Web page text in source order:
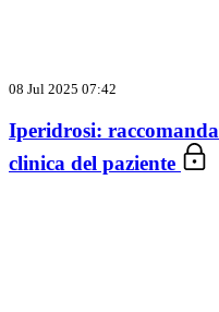
08 Jul 2025 07:42
Iperidrosi:
clinica del paziente